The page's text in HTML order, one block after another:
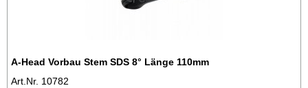
A-Head Vorbau Stem SDS 8° Länge 110mm
Art.Nr. 10782